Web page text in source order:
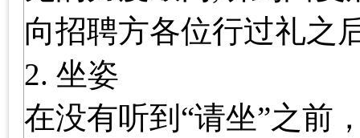
向招聘方各位行过礼之
2. 坐姿
在没有听到“请坐”之前